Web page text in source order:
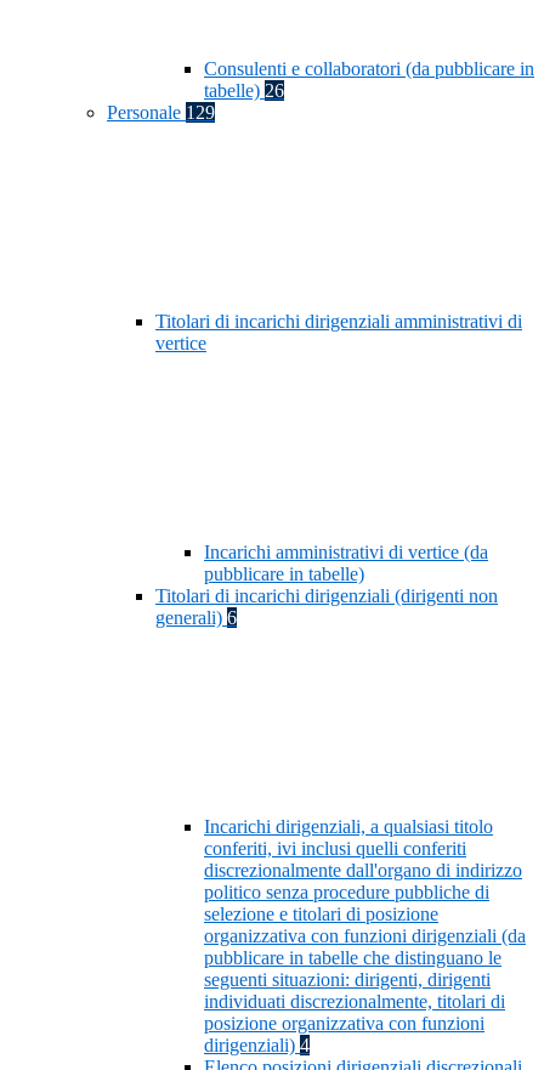
Consulenti e collaboratori (da pubblicare in
tabelle) 26
Personale 129
Titolari di incarichi dirigenziali amministrativi di
vertice
Incarichi amministrativi di vertice (da
pubblicare in tabelle)
Titolari di incarichi dirigenziali (dirigenti non
generali) 6
Incarichi dirigenziali, a qualsiasi titolo
conferiti, ivi inclusi quelli conferiti
discrezionalmente dall'organo di indirizzo
politico senza procedure pubbliche di
selezione e titolari di posizione
organizzativa con funzioni dirigenziali (da
pubblicare in tabelle che distinguano le
seguenti situazioni: dirigenti, dirigenti
individuati discrezionalmente, titolari di
posizione organizzativa con funzioni
dirigenziali) 4